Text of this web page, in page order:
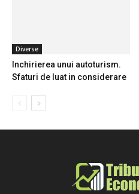
Diverse
Inchirierea unui autoturism.
Sfaturi de luat in considerare